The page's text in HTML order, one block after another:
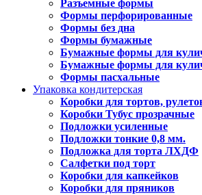
Разъемные формы
Формы перфорированные
Формы без дна
Формы бумажные
Бумажные формы для
Бумажные формы для
Формы пасхальные
Упаковка кондитерская
Коробки для тортов,
Коробки Тубус прозрачные
Подложки усиленные
Подложки тонкие 0,8 мм.
Подложка для торта ЛХДФ
Салфетки под торт
Коробки для капкейков
Коробки для пряников